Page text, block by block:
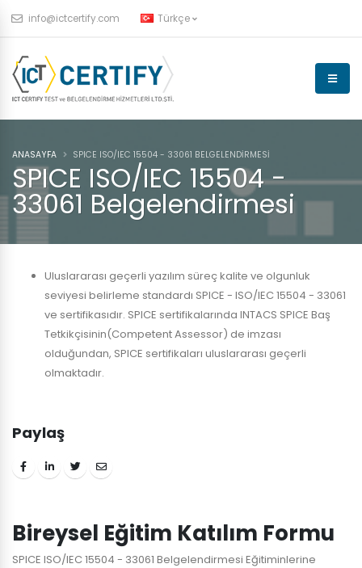
info@ictcertify.com Türkçe
SPICE ISO/IEC 15504 -
33061 Belgelendirmesi
ANASAYFA SPICE ISO/IEC 15504 - 33061 BELGELENDIRMESI
Uluslararası geçerli yazılım süreç kalite ve olgunluk
seviyesi belirleme standardı SPICE - ISO/IEC 15504 - 33061
ve sertifikasıdır. SPICE sertifikalarında INTACS SPICE Baş
Tetkikçisinin(Competent Assessor) de imzası
olduğundan, SPICE sertifikaları uluslararası geçerli
olmaktadır.
Paylaş
Bireysel Eğitim Katılım Formu
SPICE ISO/IEC 15504 - 33061 Belgelendirmesi Eğitiminlerine